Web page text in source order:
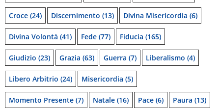
Croce (24) Discernimento (13) Divina Misericordia (6)
Divina Volontà (41) Fede (77) Fiducia (165)
Giudizio (23) Grazia (63) Guerra (7) Liberalismo (4)
Libero Arbitrio (24) Misericordia (5)
Momento Presente (7) Natale (16) Pace (6) Paura (13)